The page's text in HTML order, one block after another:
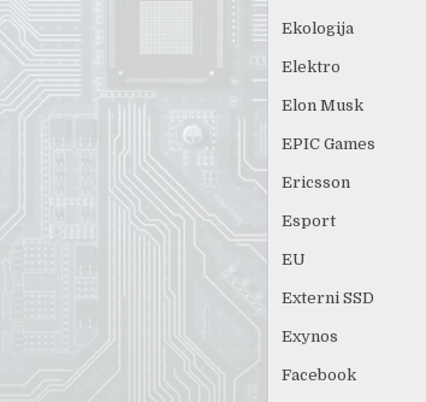
Ekologija
Elektro
Elon Musk
EPIC Games
Ericsson
Esport
EU
Externi SSD
Exynos
Facebook